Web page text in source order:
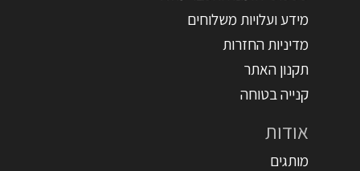
מידע ועלויות משלוחים
מדיניות החזרות
תקנון האתר
קנייה בטוחה
אודות
מותגים